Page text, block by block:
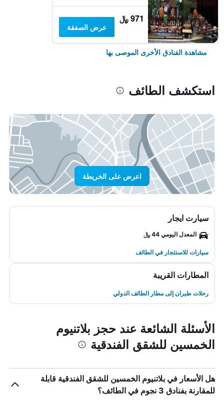
971 ﷼
عرض الصفقة
مشاهدة الفنادق الأخرى الموصى بها
استكشف الطائف
اعرض على الخريطة
سيارت ايجار
المعدل اليومي 44 ﷼
سيارات للاستئجار في الطائف
المطارات القريبة
رحلات طيران إلى مطار الطائف الدولي
الأسئلة الشائعة عند حجز بلاتنيوم
الخمسين للشقق الفندقية
هل الأسعار في بلاتنيوم الخمسين للشقق الفندقية قابلة
للمقارنة بفنادق 3 نجوم في الطائف؟